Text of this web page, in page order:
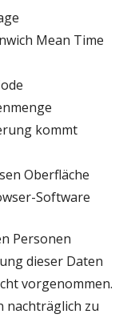
Mean Time
kommt
Oberfläche
Software
Personen
dieser Daten
vorgenommen.
nachträglich zu